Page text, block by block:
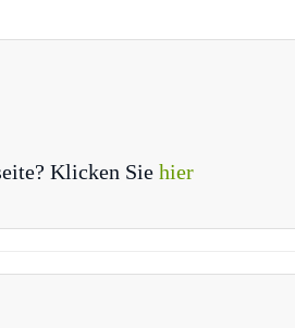
Klicken Sie hier